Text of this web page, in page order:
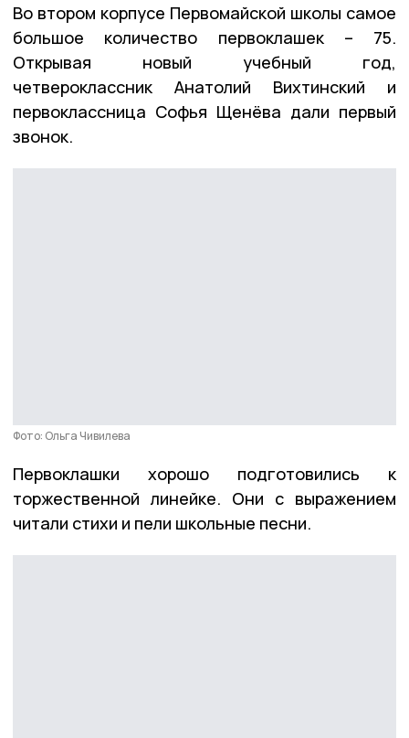
Во втором корпусе Первомайской школы самое
большое количество первоклашек – 75.
Открывая новый учебный год,
четвероклассник Анатолий Вихтинский и
первоклассница Софья Щенёва дали первый
звонок.
Фото: Ольга Чивилева
Первоклашки хорошо подготовились к
торжественной линейке. Они с выражением
читали стихи и пели школьные песни.